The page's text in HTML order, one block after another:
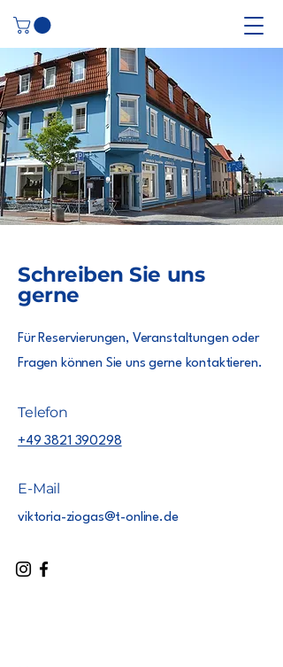
Schreiben Sie uns
gerne
Für Reservierungen, Veranstaltungen oder
Fragen können Sie uns gerne kontaktieren.
Telefon
+49 3821 390298
E-Mail
viktoria-ziogas@t-online.de